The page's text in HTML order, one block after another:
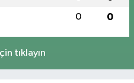
0 0
tıklayın